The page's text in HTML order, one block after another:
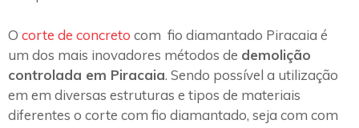
O corte de concreto com fio diamantado Piracaia é
um dos mais inovadores métodos de demolição
controlada em Piracaia. Sendo possível a utilização
em em diversas estruturas e tipos de materiais
diferentes o corte com fio diamantado, seja com com